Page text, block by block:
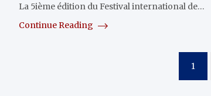
La 5ième édition du Festival international de…
Continue Reading
1